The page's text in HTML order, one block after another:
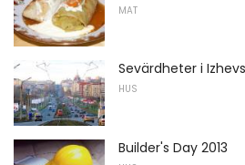
MAT
Sevärdheter i
HUS
Builder's Day 2013